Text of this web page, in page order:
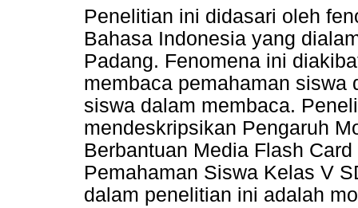
Penelitian ini didasari oleh
Bahasa Indonesia yang
Padang. Fenomena ini
membaca pemahaman siswa
siswa dalam membaca.
mendeskripsikan Pengaruh
Berbantuan Media Flash
Pemahaman Siswa Kelas V
dalam penelitian ini adalah